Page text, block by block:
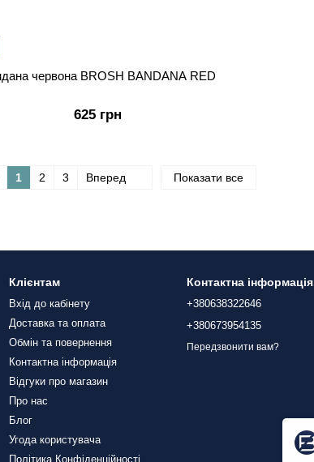
червона BROSH BANDANA RED
625 грн
1 2 3 Вперед Показати все
Клієнтам
Вхід до кабінету
Доставка та оплата
Обмін та повернення
Контактна інформація
Відгуки про магазин
Про нас
Блог
Угода користувача
Політика Конфіденційності
Контактна інформація
+380638322646
+380673954135
Передзвонити вам?